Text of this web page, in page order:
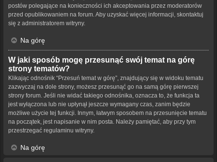
postów polegające na konieczności ich akceptowania przez moderatorów
przed opublikowaniem na forum. Aby uzyskać więcej informacji, skontaktuj
się z administratorem witryny.
Na górę
W jaki sposób mogę przesunąć swój temat na górę
strony tematów?
Klikając odnośnik “Przesuń temat w górę”, znajdujący się w widoku tematu
zazwyczaj na dole strony, możesz przesunąć go na samą górę pierwszej
strony forum. Jeśli nie widać takiego odnośnika, oznacza to, że funkcja ta
jest wyłączona lub nie upłynął jeszcze wymagany czas, zanim będzie
możliwe użycie tej funkcji. Innym, łatwym sposobem na przesunięcie tematu
na początek, jest napisanie w nim posta. Należy pamiętać, aby przy tym
przestrzegać regulaminu witryny.
Na górę